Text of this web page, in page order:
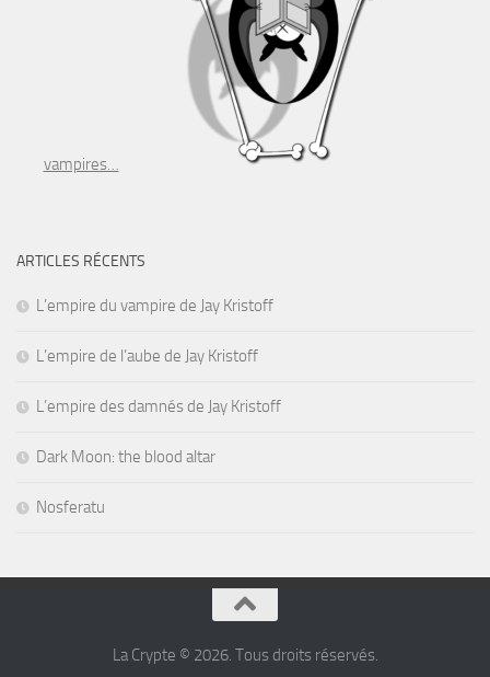
vampires…
ARTICLES RÉCENTS
L’empire du vampire de Jay Kristoff
L’empire de l’aube de Jay Kristoff
L’empire des damnés de Jay Kristoff
Dark Moon: the blood altar
Nosferatu
La Crypte © 2026. Tous droits réservés.